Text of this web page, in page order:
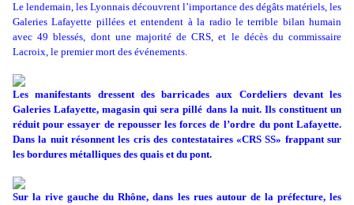
Le lendemain, les Lyonnais découvrent l’importance des dégâts matériels, les
Galeries Lafayette pillées et entendent à la radio le terrible bilan humain
avec 49 blessés, dont une majorité de CRS, et le décès du commissaire
Lacroix, le premier mort des événements.
Les manifestants dressent des barricades aux Cordeliers devant les
Galeries Lafayette, magasin qui sera pillé dans la nuit. Ils constituent un
réduit pour essayer de repousser les forces de l’ordre du pont Lafayette.
Dans la nuit résonnent les cris des contestataires «CRS SS» frappant sur
les bordures métalliques des quais et du pont.
Sur la rive gauche du Rhône, dans les rues autour de la préfecture, les